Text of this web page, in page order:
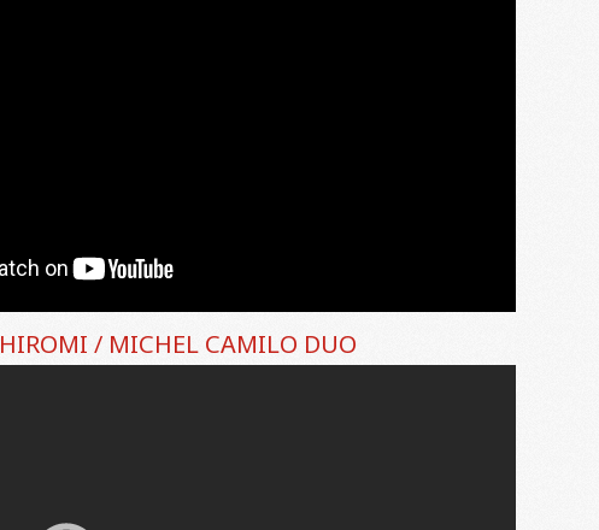
HIROMI / MICHEL CAMILO DUO